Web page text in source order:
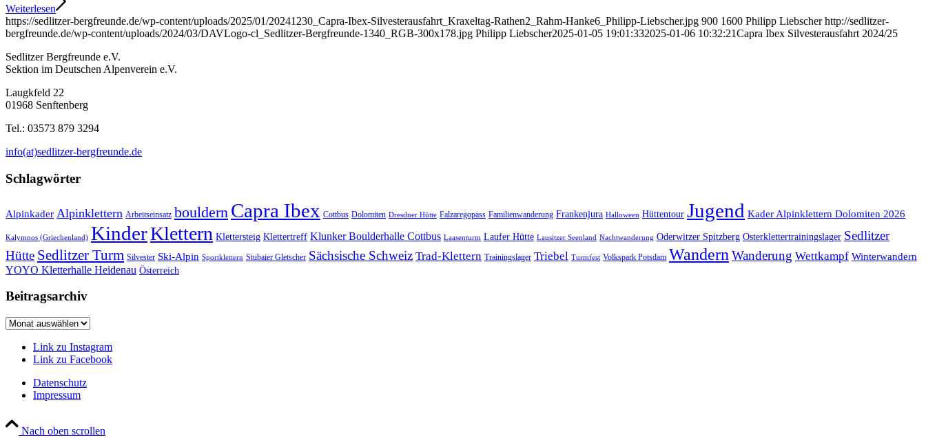
Weiterlesen
https://sedlitzer-bergfreunde.de/wp-content/uploads/2025/01/20241230_Capra-Ibex-Silvesterausfahrt_Kraxeltag-Rathen2_Rahm-Hanke6_Philipp-Liebscher.jpg 900 1600 Philipp Liebscher http://sedlitzer-
bergfreunde.de/wp-content/uploads/2024/03/DAVLogo-cl_Sedlitzer-Bergfreunde-1340_RGB-300x178.jpg Philipp Liebscher2025-01-05 19:01:332025-01-06 10:32:21Capra Ibex Silvesterausfahrt 2024/25
Sedlitzer Bergfreunde e.V.
Sektion im Deutschen Alpenverein e.V.
Laugkfeld 22
01968 Senftenberg
Tel.: 03573 879 3294
info(at)sedlitzer-bergfreunde.de
Schlagwörter
Alpinkader Alpinklettern Arbeitseinsatz bouldern Capra Ibex Cottbus Dolomiten Dresdner Hütte Falzaregopass Familienwanderung Frankenjura Halloween Hüttentour Jugend Kader Alpinklettern Dolomiten 2026
Kalymnos (Griechenland) KinderKlettern Klettersteig Klettertreff Klunker Boulderhalle Cottbus Laasenturm Laufer Hütte Lausitzer Seenland Nachtwanderung Oderwitzer Spitzberg Osterklettertrainingslager Sedlitzer
Hütte Sedlitzer Turm Silvester Ski-Alpin Sportklettern Stubaier Gletscher Sächsische Schweiz Trad-Klettern Trainingslager Triebel Turmfest Volkspark Potsdam Wandern Wanderung Wettkampf Winterwandern
YOYO Kletterhalle Heidenau Österreich
Beitragsarchiv
Beitragsarchiv
Link zu Instagram
Link zu Facebook
Datenschutz
Impressum
Nach oben scrollen